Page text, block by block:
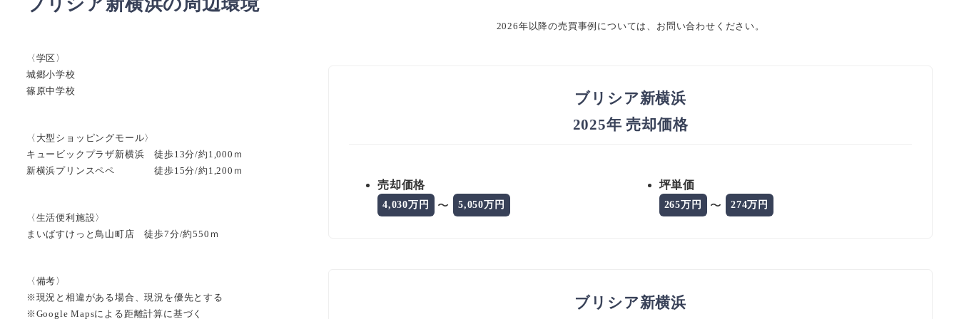
〈学区〉
城郷小学校
篠原中学校
〈大型ショッピングモール〉
キュービックプラザ新横浜 徒歩13分/約1,000ｍ
新横浜プリンスペペ 徒歩15分/約1,200ｍ
〈生活便利施設〉
まいばすけっと鳥山町店 徒歩7分/約550ｍ
〈備考〉
※現況と相違がある場合、現況を優先とする
※Google Mapsによる距離計算に基づく
2026年以降の売買事例については、お問い合わせください。
ブリシア新横浜
2025年 売却価格
売却価格
4,030万円 〜 5,050万円
坪単価
265万円 〜 274万円
ブリシア新横浜